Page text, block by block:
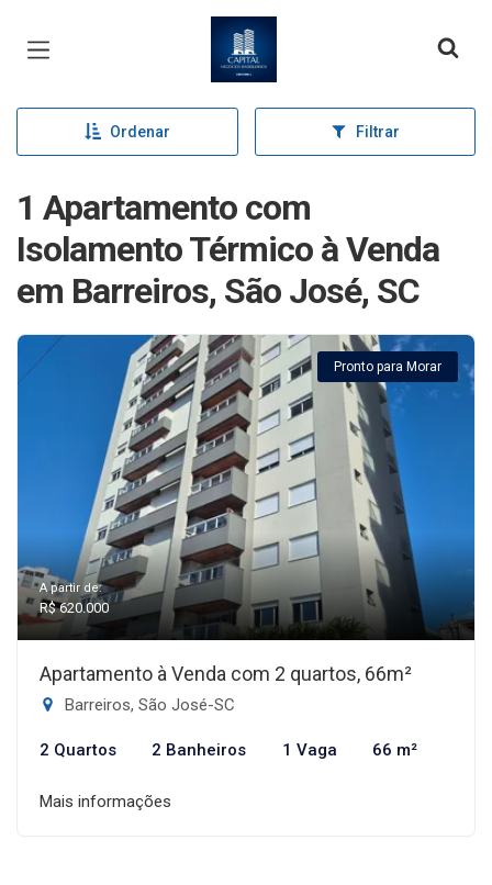
Página inicial
Ordenar Filtrar
1 Apartamento com
Isolamento Térmico à Venda
em Barreiros, São José, SC
Pronto para Morar
A partir de:
R$ 620.000
Apartamento à Venda com 2 quartos, 66m²
Barreiros, São José-SC
2 Quartos 2 Banheiros 1 Vaga 66 m²
Mais informações